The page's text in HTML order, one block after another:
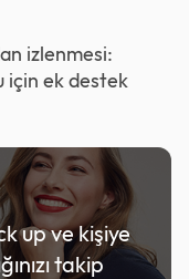
izlenmesi:
için ek destek
up ve kişiye
takip